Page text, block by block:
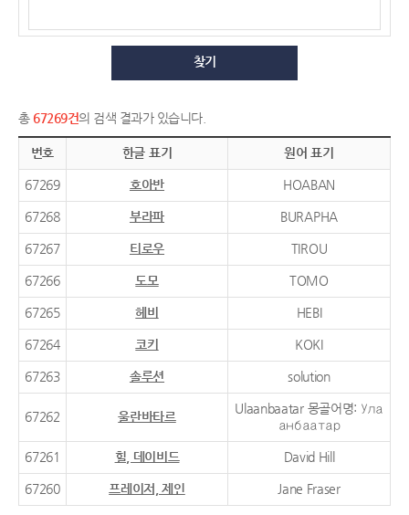
찾기
총 67269건의 검색 결과가 있습니다.
번호 한글 표기 원어 표기
67269 호아반 HOABAN
67268 부라파 BURAPHA
67267 티로우 TIROU
67266 도모 TOMO
67265 헤비 HEBI
67264 코키 KOKI
67263 솔루션 solution
67262 울란바타르
Ulaanbaatar 몽골어명: Ула
анбаатар
67261 힐, 데이비드 David Hill
67260 프레이저, 제인 Jane Fraser